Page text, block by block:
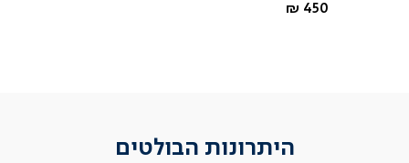
החל מ-
450 ₪
היתרונות הבולטים